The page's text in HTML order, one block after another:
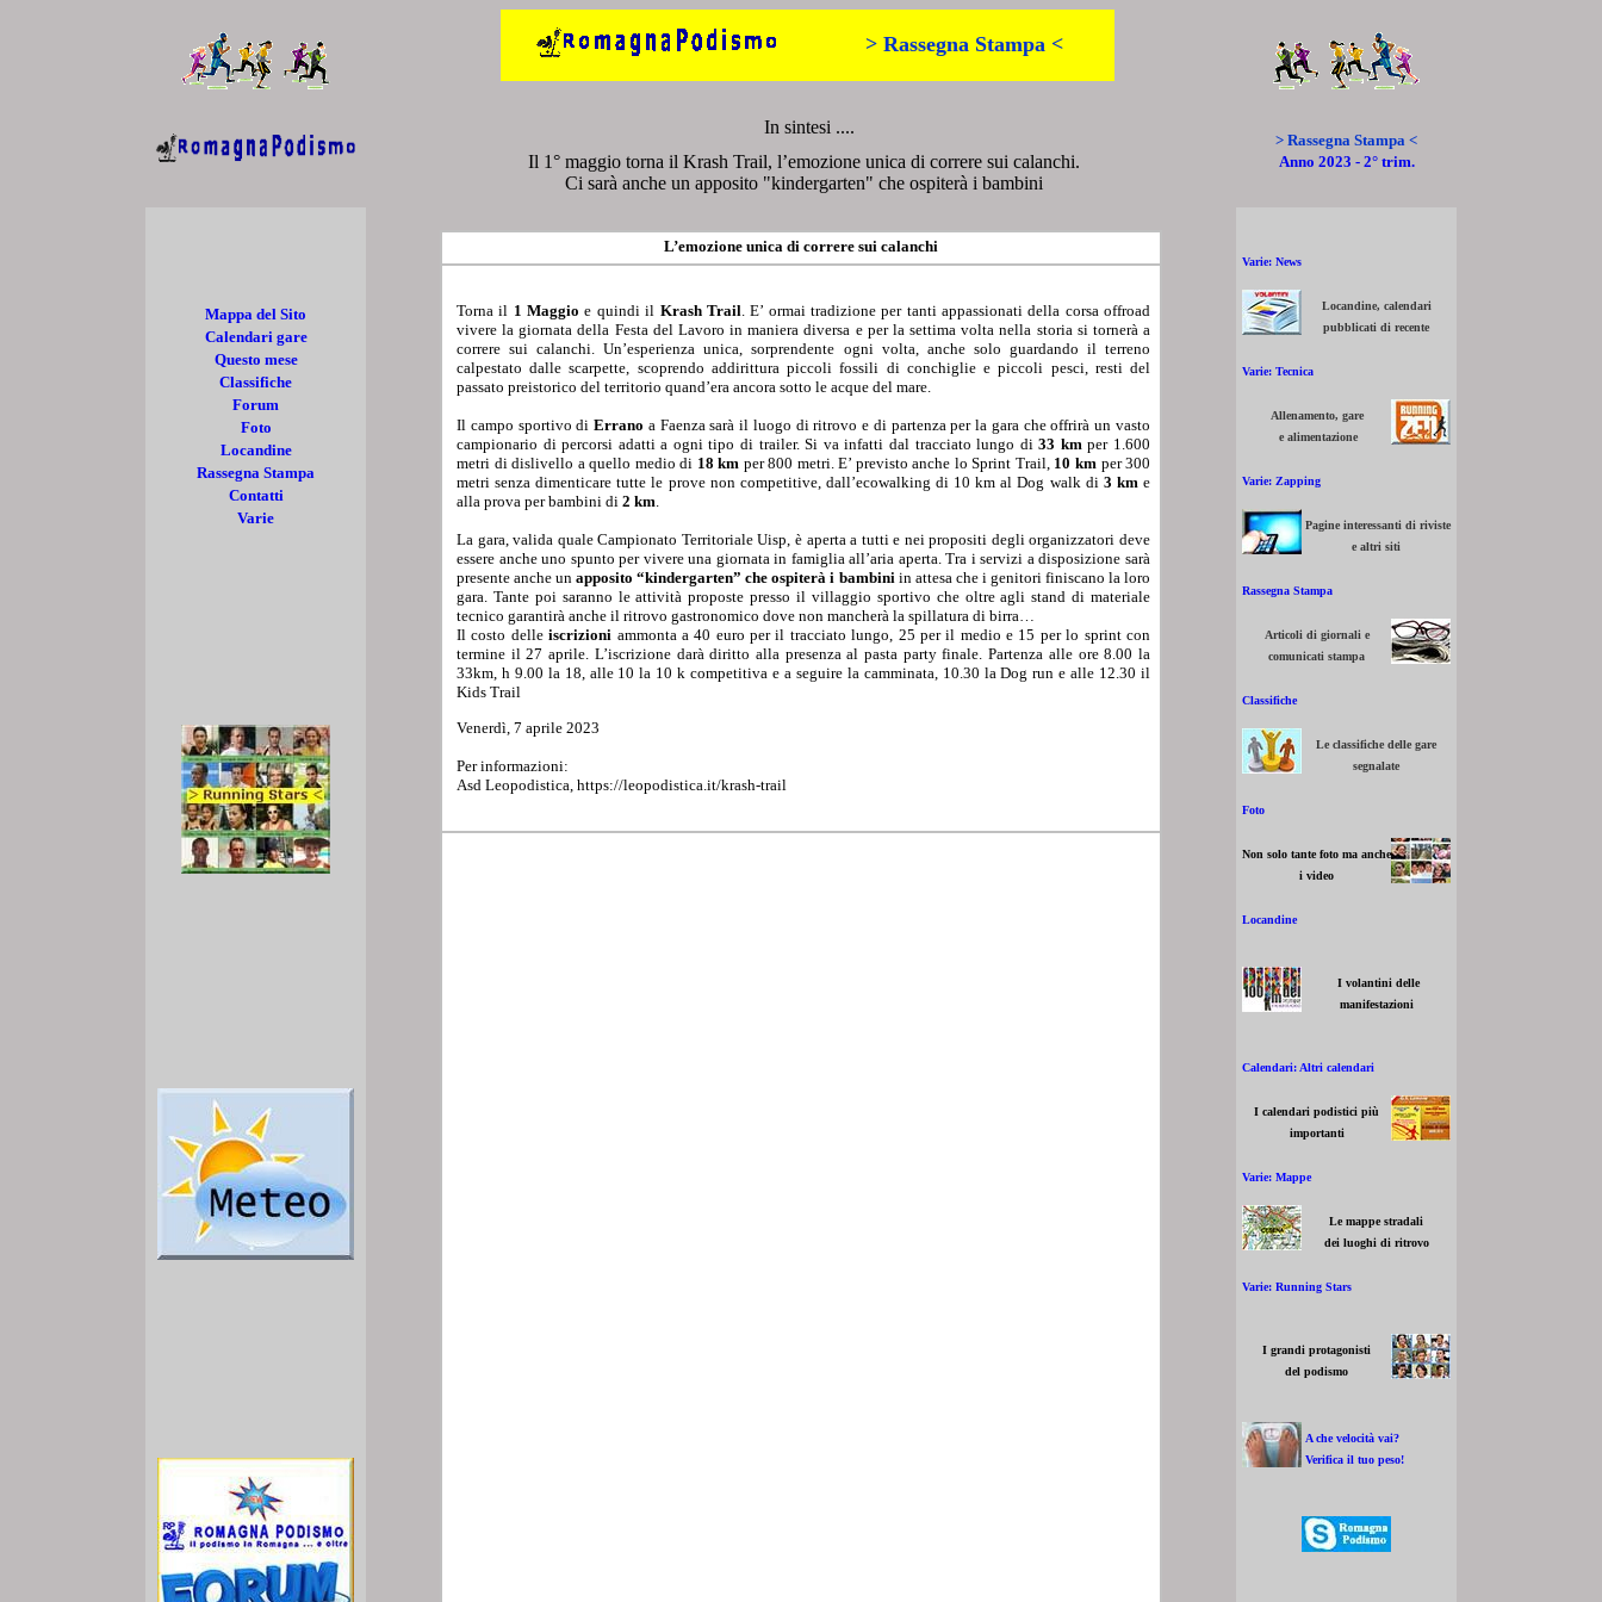
> Rassegna Stampa <
In sintesi ....
> Rassegna Stampa <
Anno 2023 - 2° trim.
Il 1° maggio torna il Krash Trail, l’emozione unica di correre sui calanchi.
Ci sarà anche un apposito "kindergarten" che ospiterà i bambini
Mappa del Sito
Calendari gare
Questo mese
Classifiche
Forum
Foto
Locandine
Rassegna Stampa
Contatti
Varie
L’emozione unica di correre sui calanchi
Torna il 1 Maggio e quindi il Krash Trail. E’ ormai tradizione per tanti appassionati della corsa offroad
vivere la giornata della Festa del Lavoro in maniera diversa e per la settima volta nella storia si tornerà a
correre sui calanchi. Un’esperienza unica, sorprendente ogni volta, anche solo guardando il terreno
calpestato dalle scarpette, scoprendo addirittura piccoli fossili di conchiglie e piccoli pesci, resti del
passato preistorico del territorio quand’era ancora sotto le acque del mare.
Il campo sportivo diErrano a Faenza sarà il luogo di ritrovo e di partenza per la gara che offrirà un vasto
campionario di percorsi adatti a ogni tipo di trailer. Si va infatti dal tracciato lungo di33 kmper 1.600
metri di dislivello a quello medio di 18 km per 800 metri. E’ previsto anche lo Sprint Trail, 10 kmper 300
metri senza dimenticare tutte le prove non competitive, dall’ecowalking di 10 km al Dog walk di 3 kme
alla prova per bambini di 2 km.
La gara, valida quale Campionato Territoriale Uisp, è aperta a tutti e nei propositi degli organizzatori deve
essere anche uno spunto per vivere una giornata in famiglia all’aria aperta. Tra i servizi a disposizione sarà
presente anche unapposito “kindergarten” che ospiterà i bambiniin attesa che i genitori finiscano la loro
gara. Tante poi saranno le attività proposte presso il villaggio sportivo che oltre agli stand di materiale
tecnico garantirà anche il ritrovo gastronomico dove non mancherà la spillatura di birra…
Il costo delleiscrizioni ammonta a 40 euro per il tracciato lungo, 25 per il medio e 15 per lo sprint con
termine il 27 aprile. L’iscrizione darà diritto alla presenza al pasta party finale. Partenza alle ore 8.00 la
33km, h 9.00 la 18, alle 10 la 10 k competitiva e a seguire la camminata, 10.30 la Dog run e alle 12.30 il
Kids Trail
Venerdì, 7 aprile 2023
Per informazioni:
Asd Leopodistica, https://leopodistica.it/krash-trail
Varie: News
Locandine, calendari
pubblicati di recente
Varie: Tecnica
Allenamento, gare
e alimentazione
Varie: Zapping
Pagine interessanti di riviste
e altri siti
Rassegna Stampa
Articoli di giornali e
comunicati stampa
Classifiche
Le classifiche delle gare
segnalate
Foto
Non solo tante foto ma anche
i video
Locandine
I volantini delle
manifestazioni
Calendari: Altri calendari
I calendari podistici più
importanti
Varie: Mappe
Le mappe stradali
dei luoghi di ritrovo
Varie: Running Stars
I grandi protagonisti
del podismo
A che velocità vai?
Verifica il tuo peso!